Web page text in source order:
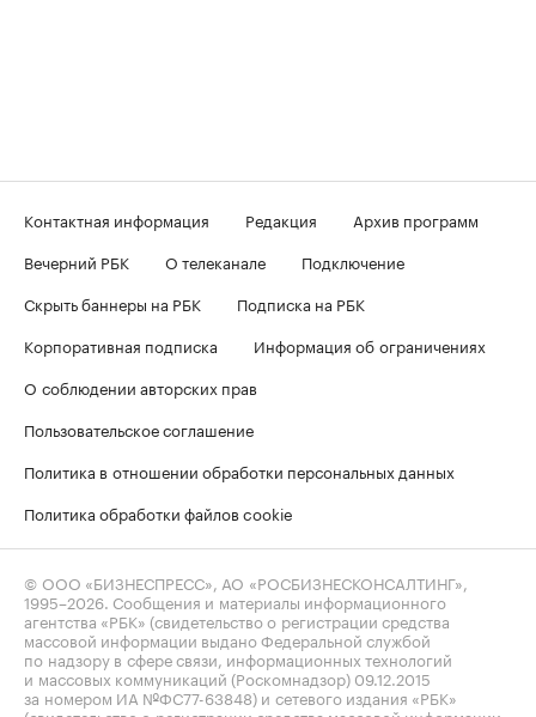
Контактная информация Редакция
Архив программ
Вечерний РБК
О телеканале
Подключение
Скрыть баннеры на РБК
Подписка на РБК
Корпоративная подписка
Информация об ограничениях
О соблюдении авторских прав
Пользовательское соглашение
Политика в отношении обработки персональных данных
Политика обработки файлов cookie
© ООО «БИЗНЕСПРЕСС», АО «РОСБИЗНЕСКОНСАЛТИНГ»,
1995–2026 . Сообщения и материалы информационного
агентства «РБК» (свидетельство о регистрации средства
массовой информации выдано Федеральной службой
по надзору в сфере связи, информационных технологий
и массовых коммуникаций (Роскомнадзор) 09.12.2015
за номером ИА №ФС77-63848) и сетевого издания «РБК»